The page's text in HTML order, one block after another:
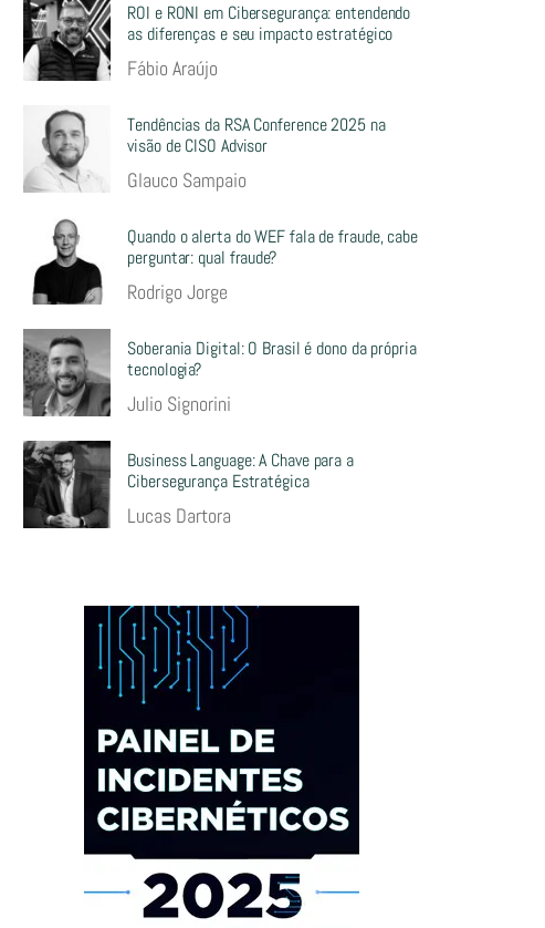
ROI e RONI em Cibersegurança: entendendo
as diferenças e seu impacto estratégico
Fábio Araújo
Tendências da RSA Conference 2025 na
visão de CISO Advisor
Glauco Sampaio
Quando o alerta do WEF fala de fraude, cabe
perguntar: qual fraude?
Rodrigo Jorge
Soberania Digital: O Brasil é dono da própria
tecnologia?
Julio Signorini
Business Language: A Chave para a
Cibersegurança Estratégica
Lucas Dartora